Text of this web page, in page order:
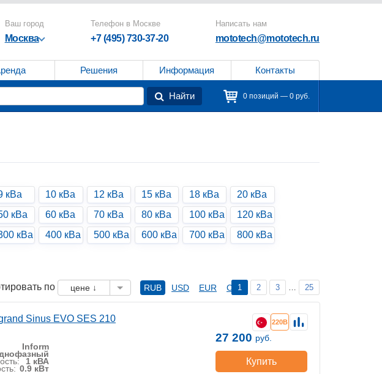
Ваш город
Москва
Телефон в Москве
+7 (495) 730-37-20
Написать нам
mototech@mototech.ru
Решения Информация Контакты
Найти 0 позиций — 0 руб.
кВа 10 кВа 12 кВа 15 кВа 18 кВа
20 кВа
кВа 60 кВа 70 кВа 80 кВа 100 кВа
120 кВа
кВа 400 кВа 500 кВа 600 кВа 700 кВа
800 кВа
по цене ↓ RUB USD EUR CNY
1 2 3 … 25
Sinus EVO SES 210
Inform
1 кВА
0.9 кВт
220В
27 200 руб.
Купить